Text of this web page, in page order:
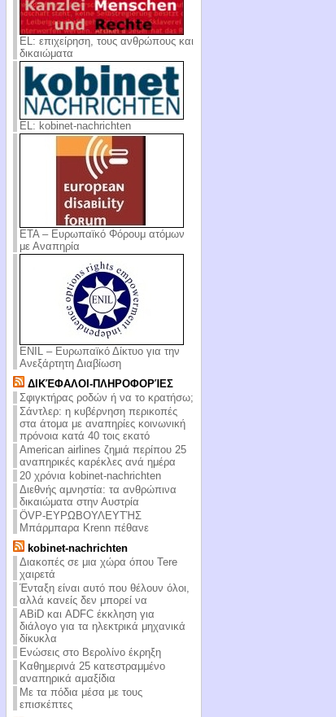
EL: επιχείρηση, τους ανθρώπους και
δικαιώματα
EL: kobinet-nachrichten
ΕΤΑ – Ευρωπαϊκό Φόρουμ ατόμων
με Αναπηρία
ENIL – Ευρωπαϊκό Δίκτυο για την
Ανεξάρτητη Διαβίωση
ΔΙΚΈΦΑΛΟΙ-ΠΛΗΡΟΦΟΡΊΕΣ
Σφιγκτήρας ροδών ή να το κρατήσω;
Σάντλερ: η κυβέρνηση περικοπές
στα άτομα με αναπηρίες κοινωνική
πρόνοια κατά 40 τοις εκατό
American airlines ζημιά περίπου 25
αναπηρικές καρέκλες ανά ημέρα
20 χρόνια kobinet-nachrichten
Διεθνής αμνηστία: τα ανθρώπινα
δικαιώματα στην Αυστρία
ÖVP-ΕΥΡΩΒΟΥΛΕΥΤΉΣ
Μπάρμπαρα Krenn πέθανε
kobinet-nachrichten
Διακοπές σε μια χώρα όπου Tere
χαιρετά
Ένταξη είναι αυτό που θέλουν όλοι,
αλλά κανείς δεν μπορεί να
ABiD και ADFC έκκληση για
διάλογο για τα ηλεκτρικά μηχανικά
δίκυκλα
Ενώσεις στο Βερολίνο έκρηξη
Καθημερινά 25 κατεστραμμένο
αναπηρικά αμαξίδια
Με τα πόδια μέσα με τους
επισκέπτες